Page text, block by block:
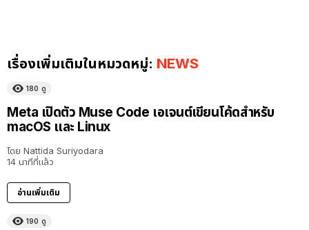
เรื่องเพิ่มเติมในหมวดหมู่: NEWS
180 ดู
Meta เปิดตัว Muse Code เอเจนต์เขียนโค้ดสำหรับ
macOS และ Linux
โดย Nattida Suriyodara
14 นาทีที่แล้ว
อ่านเพิ่มเติม
190 ดู